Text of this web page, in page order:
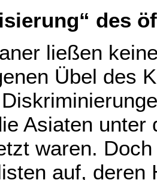
des
ließen
Übel des
Asiaten
waren.
auf,